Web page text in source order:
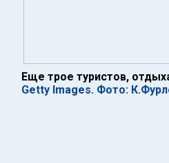
Еще трое туристов,
Getty Images. Фото: